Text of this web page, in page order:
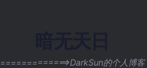
=============>DarkSun的个人博客